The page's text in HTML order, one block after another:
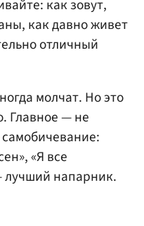
как зовут,
как давно живет
отличный
молчат. Но это
Главное — не
«Я все
лучший напарник.